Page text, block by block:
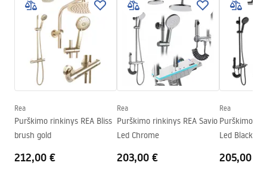
Stiklo spalva
Transparent 6mm
Atidarymo būdas
Stumdomas
Surinkimas
Ant irkluojančio baseino arba
ant grindų
Aukštis (mm)
2005mm
Garantija
24 mėnesių
„Easy Clean“ danga
Taip, vienoje stiklo pusėje
Manual
Instrukcja Kabiny Montana.pdf
Rea
Purškimo rinkinys REA Bliss
brush gold
212,00 €
Rea
Purškimo rinkinys REA Savio
Led Chrome
203,00 €
Rea
Purškimo
Led Black
205,00 €